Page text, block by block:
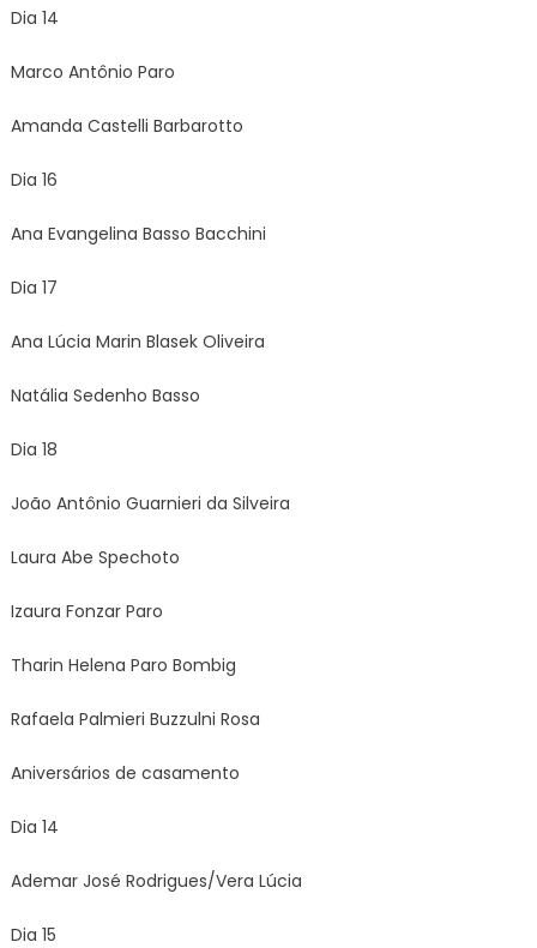
Dia 14
Marco Antônio Paro
Amanda Castelli Barbarotto
Dia 16
Ana Evangelina Basso Bacchini
Dia 17
Ana Lúcia Marin Blasek Oliveira
Natália Sedenho Basso
Dia 18
João Antônio Guarnieri da Silveira
Laura Abe Spechoto
Izaura Fonzar Paro
Tharin Helena Paro Bombig
Rafaela Palmieri Buzzulni Rosa
Aniversários de casamento
Dia 14
Ademar José Rodrigues/Vera Lúcia
Dia 15